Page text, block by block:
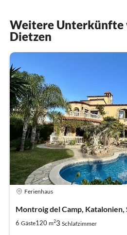
Weitere Unterkünfte
Dietzen
Ferienhaus
Montroig del Camp, Katalonien,
6 Gäste120 m23 Schlafzimmer